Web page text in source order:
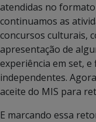
atendidas no
continuamos as
concursos culturais,
apresentação de
experiência em set,
independentes.
aceite do MIS para
E marcando essa